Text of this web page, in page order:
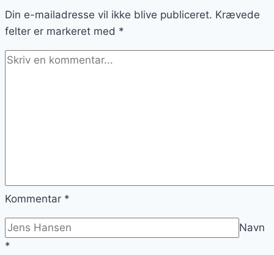
Din e-mailadresse vil ikke blive publiceret. Krævede
felter er markeret med *
Kommentar *
Navn
*